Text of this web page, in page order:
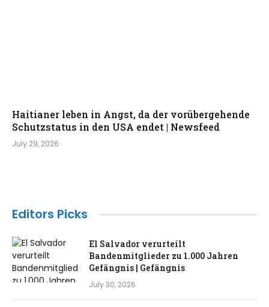
Haitianer leben in Angst, da der vorübergehende
Schutzstatus in den USA endet | Newsfeed
July 29, 2026
Editors Picks
El Salvador verurteilt
Bandenmitglieder zu 1.000 Jahren
Gefängnis | Gefängnis
July 30, 2026